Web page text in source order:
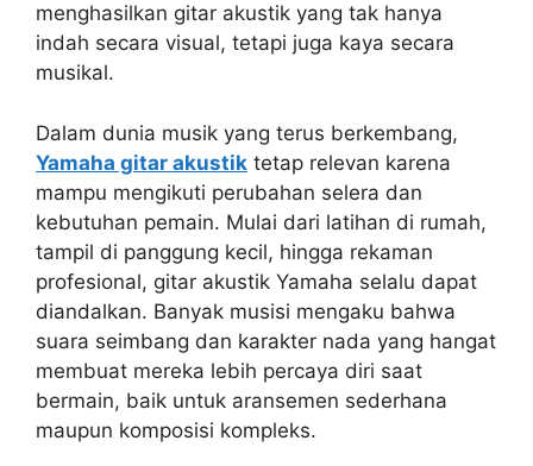
menghasilkan gitar akustik yang tak hanya
indah secara visual, tetapi juga kaya secara
musikal.
Dalam dunia musik yang terus berkembang,
Yamaha gitar akustik tetap relevan karena
mampu mengikuti perubahan selera dan
kebutuhan pemain. Mulai dari latihan di rumah,
tampil di panggung kecil, hingga rekaman
profesional, gitar akustik Yamaha selalu dapat
diandalkan. Banyak musisi mengaku bahwa
suara seimbang dan karakter nada yang hangat
membuat mereka lebih percaya diri saat
bermain, baik untuk aransemen sederhana
maupun komposisi kompleks.